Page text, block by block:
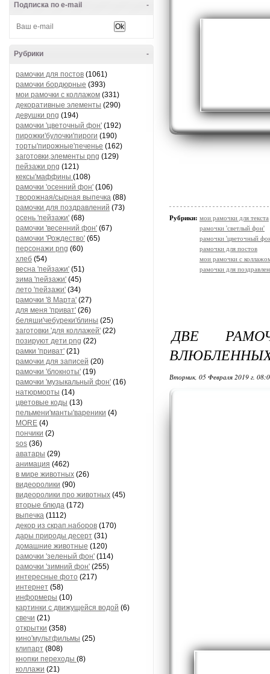
-
Подписка по e-mail
-
Рубрики
рамочки для постов (1061)
рамочки бордюрные (393)
мои рамочки с коллажом (331)
декоративные элементы (290)
девушки png (194)
рамочки 'цветочный фон' (192)
пирожки'булочки'пироги (190)
торты'пирожные'печенье (162)
заготовки,элементы png (129)
пейзажи png (121)
кексы'маффины (108)
рамочки 'осенний фон' (106)
творожная/сырная выпечка (88)
рамочки для поздравлений (73)
осень 'пейзажи' (68)
рамочки 'весенний фон' (67)
рамочки 'Рождество' (65)
персонажи png (60)
хлеб (54)
весна 'пейзажи' (51)
зима 'пейзажи' (45)
лето 'пейзажи' (34)
рамочки '8 Марта' (27)
для меня 'приват' (26)
беляши'чебуреки'блины (25)
заготовки 'для коллажей' (22)
позируют дети png (22)
рамки 'приват' (21)
рамочки для записей (20)
рамочки 'блокноты' (19)
рамочки 'музыкальный фон' (16)
натюрморты (14)
цветовые коды (13)
пельмени'манты'вареники (4)
MORE (4)
пончики (2)
sos (36)
аватары (29)
анимация (462)
в мире животных (26)
видеоролики (90)
видеоролики про животных (45)
вторые блюда (172)
выпечка (1112)
декор из скрап.наборов (170)
дары природы десерт (31)
домашние животные (120)
рамочки 'зеленый фон' (114)
рамочки 'зимний фон' (255)
интересные фото (217)
интернет (58)
информеры (10)
картинки с движущейся водой (6)
свечи (21)
открытки (358)
кино'мультфильмы (25)
клипарт (808)
кнопки переходы (8)
коллажи (21)
Рубрики: мои рамочки для текста
рамочки 'светлый фон'
рамочки 'цветочный
рамочки для постов
мои рамочки с
рамочки для
ДВЕ
Вторник, 05 Февраля 2019 г.